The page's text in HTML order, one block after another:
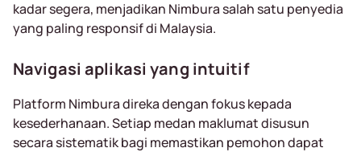
kadar segera, menjadikan Nimbura salah satu penyedia
yang paling responsif di Malaysia.
Navigasi aplikasi yang intuitif
Platform Nimbura direka dengan fokus kepada
kesederhanaan. Setiap medan maklumat disusun
secara sistematik bagi memastikan pemohon dapat